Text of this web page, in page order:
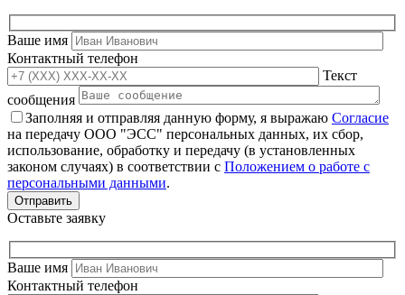
Ваше имя
Контактный телефон
Текст
сообщения
Заполняя и отправляя данную форму, я выражаю Согласие
на передачу ООО "ЭСС" персональных данных, их сбор,
использование, обработку и передачу (в установленных
законом случаях) в соответствии с Положением о работе с
персональными данными.
Оставьте заявку
Ваше имя
Контактный телефон